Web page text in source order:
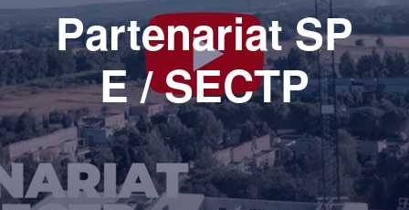
Partenariat SP
E / SECTP